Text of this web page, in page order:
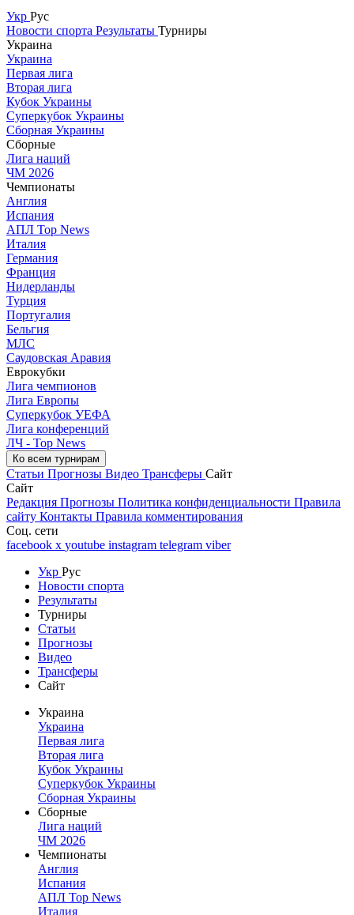
Укр Рус
Новости спорта Результаты Турниры
Украина
Украина
Первая лига
Вторая лига
Кубок Украины
Суперкубок Украины
Сборная Украины
Сборные
Лига наций
ЧМ 2026
Чемпионаты
Англия
Испания
АПЛ Top News
Италия
Германия
Франция
Нидерланды
Турция
Португалия
Бельгия
МЛС
Саудовская Аравия
Еврокубки
Лига чемпионов
Лига Европы
Суперкубок УЕФА
Лига конференций
ЛЧ - Top News
Ко всем турнирам
Статьи Прогнозы Видео Трансферы Сайт
Сайт
Редакция Прогнозы Политика конфиденциальности Правила
сайту Контакты Правила комментирования
Соц. сети
facebook x youtube instagram telegram viber
Укр Рус
Новости спорта
Результаты
Турниры
Статьи
Прогнозы
Видео
Трансферы
Сайт
Украина
Украина
Первая лига
Вторая лига
Кубок Украины
Суперкубок Украины
Сборная Украины
Сборные
Лига наций
ЧМ 2026
Чемпионаты
Англия
Испания
АПЛ Top News
Италия